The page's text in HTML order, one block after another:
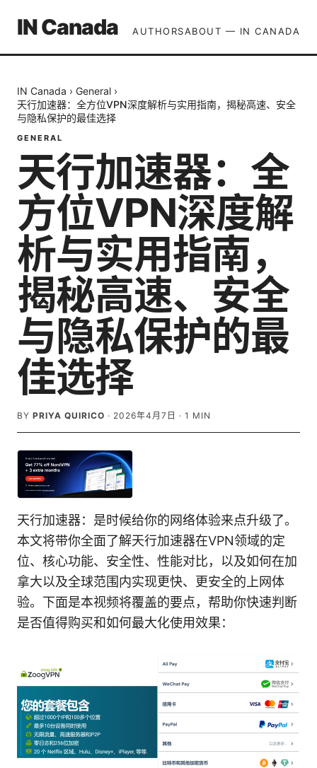
IN Canada AUTHORSABOUT — IN CANADA
IN Canada › General ›
天行加速器：全方位VPN深度解析与实用指南，揭秘高速、安全
与隐私保护的最佳选择
GENERAL
天行加速器：全
方位VPN深度解
析与实用指南，
揭秘高速、安全
与隐私保护的最
佳选择
BY PRIYA QUIRICO · 2026年4月7日 · 1 MIN
天行加速器：是时候给你的网络体验来点升级了。
本文将带你全面了解天行加速器在VPN领域的定
位、核心功能、安全性、性能对比，以及如何在加
拿大以及全球范围内实现更快、更安全的上网体
验。下面是本视频将覆盖的要点，帮助你快速判断
是否值得购买和如何最大化使用效果：